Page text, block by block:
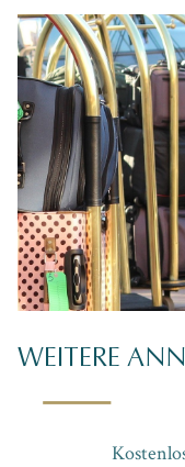
WEITERE
Kostenloser